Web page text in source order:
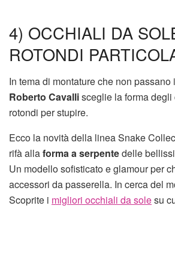
4) OCCHIALI DA
ROTONDI
In tema di montature che non
Roberto Cavallisceglie la forma
rotondi per stupire.
Ecco la novità della linea Snake
rifà allaforma a serpentedelle
Un modello sofisticato e glamour per
accessori da passerella. In cerca del
Scoprite i migliori occhiali da solesu